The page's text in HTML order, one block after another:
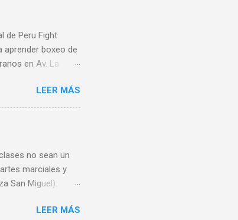
de Peru Fight
aprender boxeo de
en Av. La
pm y Domingos de
LEER MÁS
no sean un
marciales y
San Miguel).
LEER MÁS